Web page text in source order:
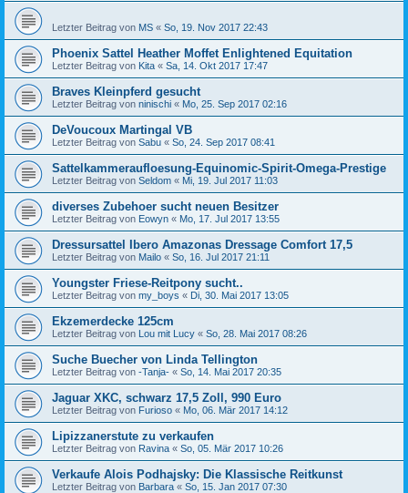
Letzter Beitrag von MS « So, 19. Nov 2017 22:43
Phoenix Sattel Heather Moffet Enlightened Equitation
Letzter Beitrag von Kita « Sa, 14. Okt 2017 17:47
Braves Kleinpferd gesucht
Letzter Beitrag von ninischi « Mo, 25. Sep 2017 02:16
DeVoucoux Martingal VB
Letzter Beitrag von Sabu « So, 24. Sep 2017 08:41
Sattelkammeraufloesung-Equinomic-Spirit-Omega-Prestige
Letzter Beitrag von Seldom « Mi, 19. Jul 2017 11:03
diverses Zubehoer sucht neuen Besitzer
Letzter Beitrag von Eowyn « Mo, 17. Jul 2017 13:55
Dressursattel Ibero Amazonas Dressage Comfort 17,5
Letzter Beitrag von Mailo « So, 16. Jul 2017 21:11
Youngster Friese-Reitpony sucht..
Letzter Beitrag von my_boys « Di, 30. Mai 2017 13:05
Ekzemerdecke 125cm
Letzter Beitrag von Lou mit Lucy « So, 28. Mai 2017 08:26
Suche Buecher von Linda Tellington
Letzter Beitrag von -Tanja- « So, 14. Mai 2017 20:35
Jaguar XKC, schwarz 17,5 Zoll, 990 Euro
Letzter Beitrag von Furioso « Mo, 06. Mär 2017 14:12
Lipizzanerstute zu verkaufen
Letzter Beitrag von Ravina « So, 05. Mär 2017 10:26
Verkaufe Alois Podhajsky: Die Klassische Reitkunst
Letzter Beitrag von Barbara « So, 15. Jan 2017 07:30